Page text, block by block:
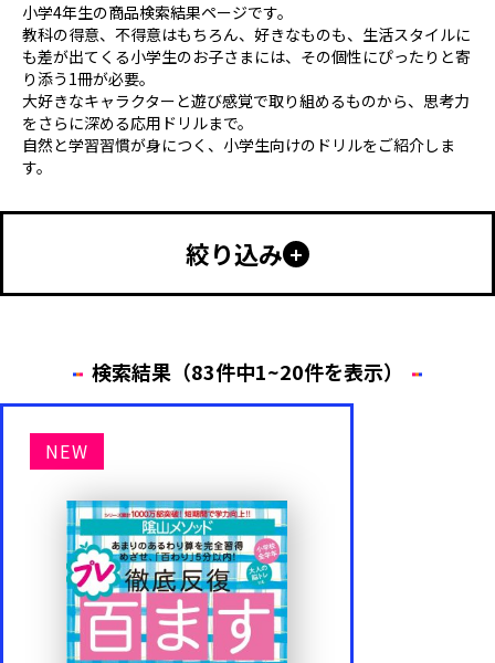
小学4年生の商品検索結果ページです。
教科の得意、不得意はもちろん、好きなものも、生活スタイルに
も差が出てくる小学生のお子さまには、その個性にぴったりと寄
り添う1冊が必要。
大好きなキャラクターと遊び感覚で取り組めるものから、思考力
をさらに深める応用ドリルまで。
自然と学習習慣が身につく、小学生向けのドリルをご紹介しま
す。
絞り込み
小学1年生
小学3年生
小学5年生
検索結果（83件中1~20件を表示）
NEW